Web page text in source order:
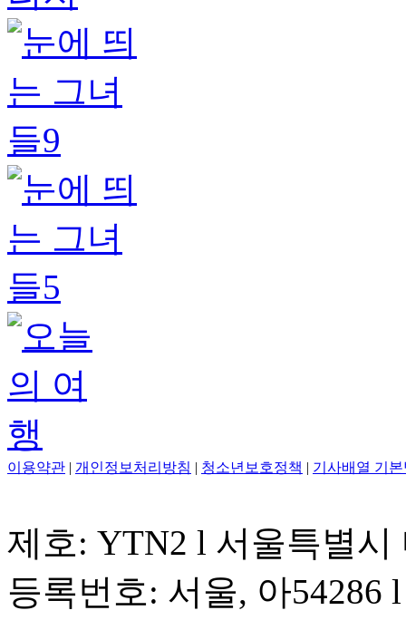
이용약관 개인정보처리방침 청소년보호정책 기사배열 기
제호: YTN2 l 서울특별
등록번호: 서울, 아54286